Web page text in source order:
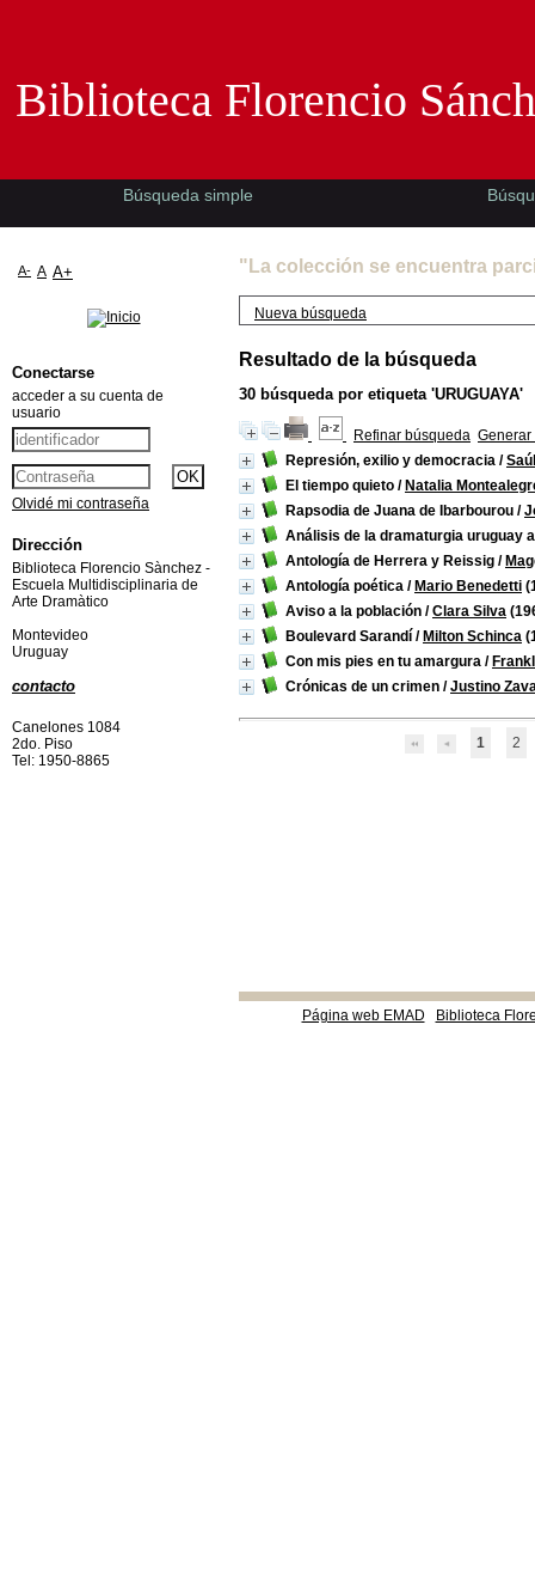
"La colección se encuentra
Nueva búsqueda
Resultado de la búsqueda
30 búsqueda por etiqueta 'URUGUAYA'
Refinar búsqueda Generar
Represión, exilio y democracia /
El tiempo quieto / Natalia
Rapsodia de Juana de Ibarbourou /
Análisis de la dramaturgia uruguay
Antología de Herrera y Reissig /
Antología poética / Mario Benedetti
Aviso a la población /Clara Silva
Boulevard Sarandí / Milton Schinca
Con mis pies en tu amargura /
Crónicas de un crimen /Justino
1 2
Página web EMAD Biblioteca
Biblioteca Florencio
Búsqueda simple
A- A A+
Conectarse
acceder a su cuenta de
usuario
Olvidé mi contraseña
Dirección
Biblioteca Florencio Sànchez -
Escuela Multidisciplinaria de
Arte Dramàtico
Montevideo
Uruguay
contacto
Canelones 1084
2do. Piso
Tel: 1950-8865